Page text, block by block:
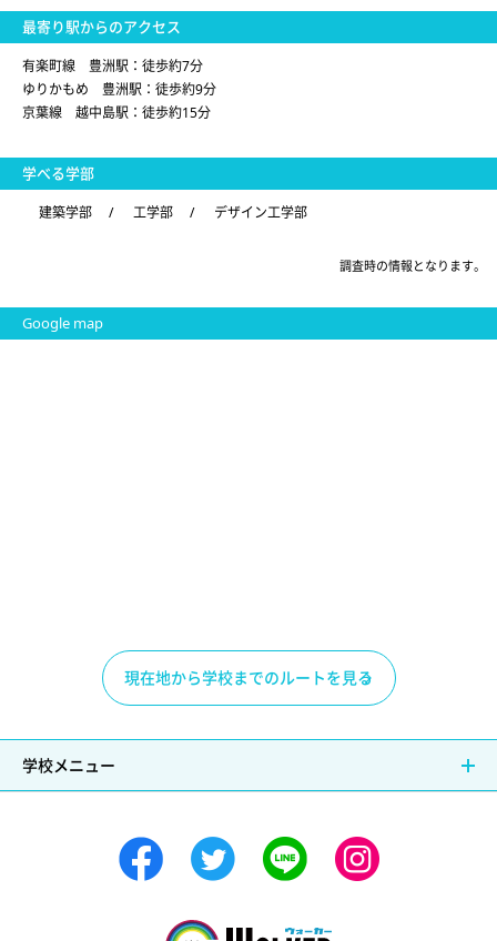
最寄り駅からのアクセス
有楽町線 豊洲駅：徒歩約7分
ゆりかもめ 豊洲駅：徒歩約9分
京葉線 越中島駅：徒歩約15分
学べる学部
建築学部 / 工学部 / デザイン工学部
調査時の情報となります。
Google map
現在地から学校までのルートを見る
学校メニュー